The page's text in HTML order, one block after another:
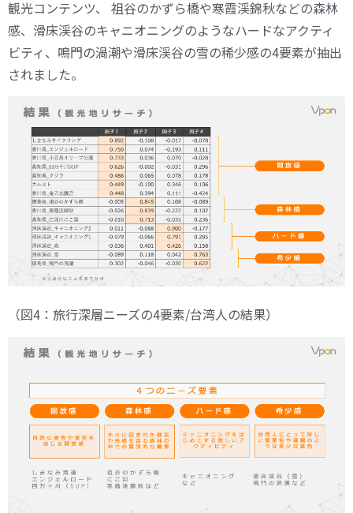
観光コンテンツ、 祖谷のかずら橋や寒霞渓錦秋などの森林
感、滑床渓谷のキャニオニングのようなハードなアクティ
ビティ、鳴門の渦潮や滑床渓谷の雪の稀少感の4要素が抽出
されました。
（図4：旅行深層ニーズの4要素/台湾人の結果）